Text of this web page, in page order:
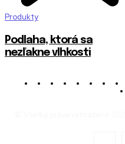
Produkty
Podlaha, ktorá sa
nezľakne vlhkosti